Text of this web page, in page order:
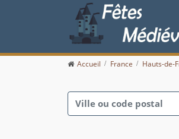
Accueil France Hauts-de-